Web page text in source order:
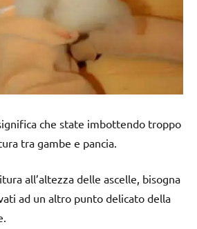
che state imbottendo troppo
tra gambe e pancia.
all’altezza delle ascelle, bisogna
ad un altro punto delicato della